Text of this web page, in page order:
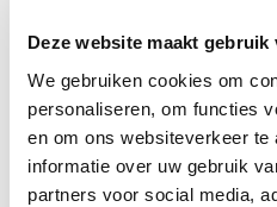
Deze website maakt gebruik
We gebruiken cookies om
personaliseren, om functies
en om ons websiteverkeer
informatie over uw gebruik
partners voor social media,
Het hoofdkantoor van de